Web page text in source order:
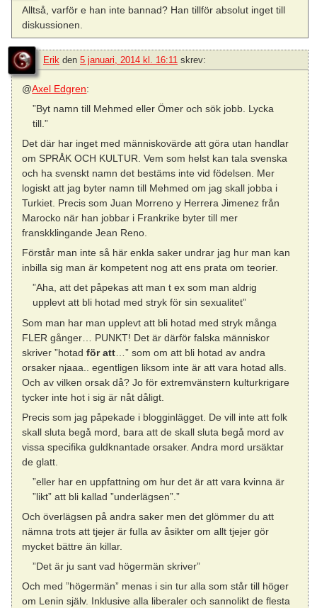
Alltså, varför e han inte bannad? Han tillför absolut inget till
diskussionen.
Erik den 5 januari, 2014 kl. 16:11 skrev:
@Axel Edgren:
”Byt namn till Mehmed eller Ömer och sök jobb. Lycka
till.”
Det där har inget med människovärde att göra utan handlar
om SPRÅK OCH KULTUR. Vem som helst kan tala svenska
och ha svenskt namn det bestäms inte vid födelsen. Mer
logiskt att jag byter namn till Mehmed om jag skall jobba i
Turkiet. Precis som Juan Morreno y Herrera Jimenez från
Marocko när han jobbar i Frankrike byter till mer
franskklingande Jean Reno.
Förstår man inte så här enkla saker undrar jag hur man kan
inbilla sig man är kompetent nog att ens prata om teorier.
”Aha, att det påpekas att man t ex som man aldrig
upplevt att bli hotad med stryk för sin sexualitet”
Som man har man upplevt att bli hotad med stryk många
FLER gånger… PUNKT! Det är därför falska människor
skriver ”hotadför att …” som om att bli hotad av andra
orsaker njaaa.. egentligen liksom inte är att vara hotad alls.
Och av vilken orsak då? Jo för extremvänstern kulturkrigare
tycker inte hot i sig är nåt dåligt.
Precis som jag påpekade i blogginlägget. De vill inte att folk
skall sluta begå mord, bara att de skall sluta begå mord av
vissa specifika guldknantade orsaker. Andra mord ursäktar
de glatt.
”eller har en uppfattning om hur det är att vara kvinna är
”likt” att bli kallad ”underlägsen”.”
Och överlägsen på andra saker men det glömmer du att
nämna trots att tjejer är fulla av åsikter om allt tjejer gör
mycket bättre än killar.
”Det är ju sant vad högermän skriver”
Och med ”högermän” menas i sin tur alla som står till höger
om Lenin själv. Inklusive alla liberaler och sannolikt de flesta